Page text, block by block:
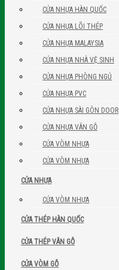
CỬA NHỰA HÀN QUỐC
CỬA NHỰA LÕI THÉP
CỬA NHỰA MALAYSIA
CỬA NHỰA NHÀ VỆ SINH
CỬA NHỰA PHÒNG NGỦ
CỬA NHỰA PVC
CỬA NHỰA SÀI GÒN DOOR
CỬA NHỰA VÂN GỖ
CỬA VÒM NHỰA
CỬA VÒM NHỰA
CỬA NHỰA
CỬA VÒM NHỰA
CỬA THÉP HÀN QUỐC
CỬA THÉP VÂN GỖ
CỬA VÒM GỖ